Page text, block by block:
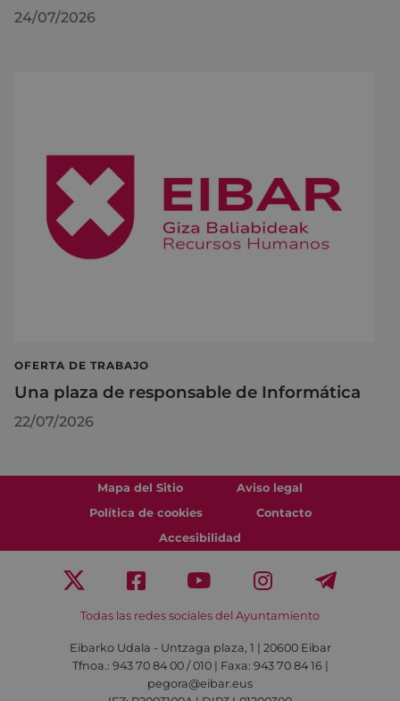
24/07/2026
OFERTA DE TRABAJO
Una plaza de responsable de Informática
22/07/2026
Mapa del Sitio
Aviso legal
Política de cookies
Contacto
Accesibilidad
Todas las redes sociales del Ayuntamiento
Eibarko Udala - Untzaga plaza, 1 | 20600 Eibar
Tfnoa.: 943 70 84 00 / 010 | Faxa: 943 70 84 16 |
pegora@eibar.eus